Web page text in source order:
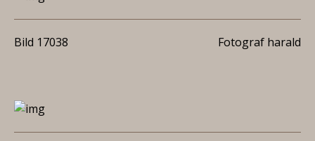
Bild 17038 Fotograf harald